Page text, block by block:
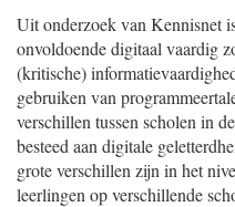
Uit onderzoek van Kennisnet
onvoldoende digitaal vaardig
(kritische)
gebruiken van
verschillen tussen scholen in
besteed aan digitale
grote verschillen zijn in het
leerlingen op verschillende